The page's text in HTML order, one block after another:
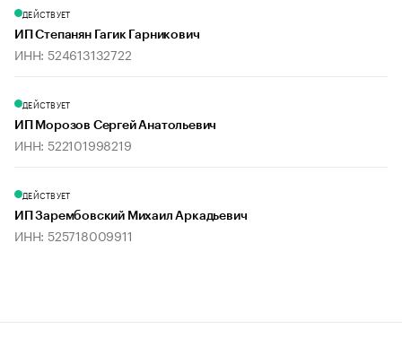
ДЕЙСТВУЕТ
ИП Степанян Гагик Гарникович
ИНН: 524613132722
ДЕЙСТВУЕТ
ИП Морозов Сергей Анатольевич
ИНН: 522101998219
ДЕЙСТВУЕТ
ИП Зарембовский Михаил Аркадьевич
ИНН: 525718009911